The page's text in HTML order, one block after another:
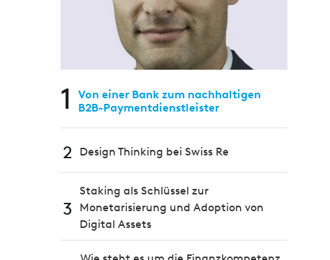
1
Von einer Bank zum nachhaltigen
B2B-Paymentdienstleister
2 Design Thinking bei Swiss Re
3
Staking als Schlüssel zur
Monetarisierung und Adoption von
Digital Assets